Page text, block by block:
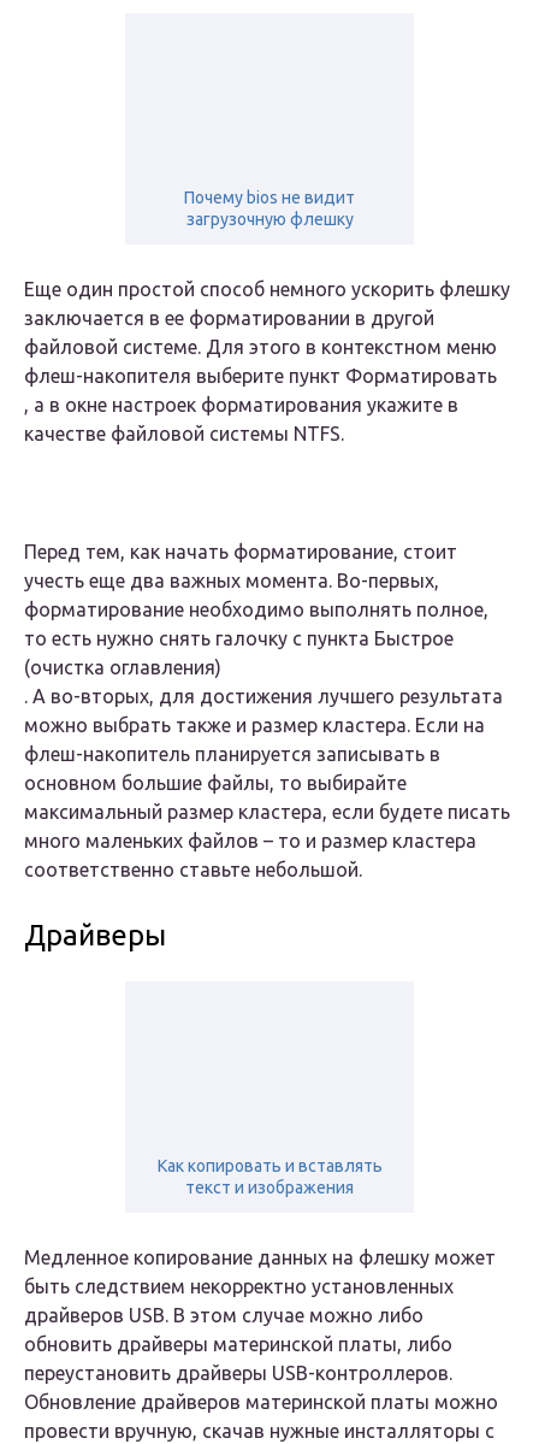
Почему bios не видит
загрузочную флешку
Еще один простой способ немного ускорить флешку
заключается в ее форматировании в другой
файловой системе. Для этого в контекстном меню
флеш-накопителя выберите пункт Форматировать
, а в окне настроек форматирования укажите в
качестве файловой системы NTFS.
Перед тем, как начать форматирование, стоит
учесть еще два важных момента. Во-первых,
форматирование необходимо выполнять полное,
то есть нужно снять галочку с пункта Быстрое
(очистка оглавления)
. А во-вторых, для достижения лучшего результата
можно выбрать также и размер кластера. Если на
флеш-накопитель планируется записывать в
основном большие файлы, то выбирайте
максимальный размер кластера, если будете писать
много маленьких файлов – то и размер кластера
соответственно ставьте небольшой.
Драйверы
Как копировать и вставлять
текст и изображения
Медленное копирование данных на флешку может
быть следствием некорректно установленных
драйверов USB. В этом случае можно либо
обновить драйверы материнской платы, либо
переустановить драйверы USB-контроллеров.
Обновление драйверов материнской платы можно
провести вручную, скачав нужные инсталляторы с